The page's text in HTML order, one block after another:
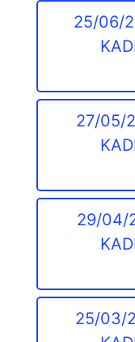
25/06/
27/05/
29/04/
25/03/